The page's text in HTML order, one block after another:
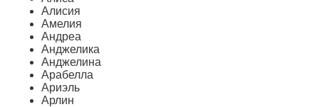
Алисия
Амелия
Андреа
Анджелика
Анджелина
Арабелла
Ариэль
Арлин